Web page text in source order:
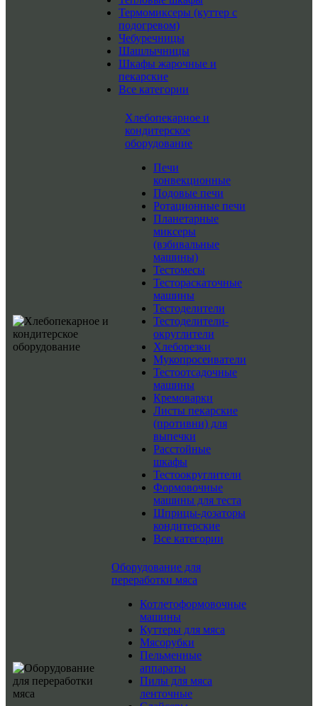
Термомиксеры (куттер с
подогревом)
Чебуречницы
Шашлычницы
Шкафы жарочные и
пекарские
Все категории
Хлебопекарное и
кондитерское
оборудование
Печи
конвекционные
Подовые печи
Ротационные печи
Планетарные
миксеры
(взбивальные
машины)
Тестомесы
Тестораскаточные
машины
Тестоделители
Тестоделители-
округлители
Хлеборезки
Мукопросеиватели
Тестоотсадочные
машины
Кремоварки
Листы пекарские
(противни) для
выпечки
Расстойные
шкафы
Тестоокруглители
Формовочные
машины для теста
Шприцы-дозаторы
кондитерские
Все категории
Оборудование для
переработки мяса
Котлетоформовочные
машины
Куттеры для мяса
Мясорубки
Пельменные
аппараты
Пилы для мяса
ленточные